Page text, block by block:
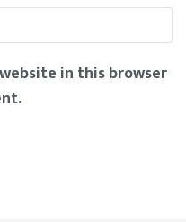
in this browser